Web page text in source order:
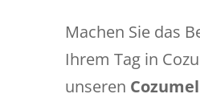
Machen Sie das
Ihrem Tag in
unseren Cozumel